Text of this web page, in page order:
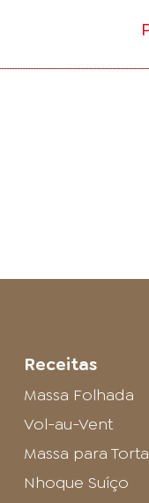
Receitas
Massa Folhada
Vol-au-Vent
Massa para Torta
Nhoque Suíço